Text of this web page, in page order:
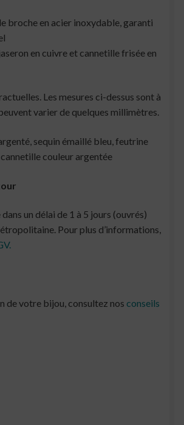
broche en acier inoxydable, garanti
en cuivre et cannetille frisée en
Les mesures ci-dessus sont à
varier de quelques millimètres.
sequin émaillé bleu, feutrine
couleur argentée
un délai de 1 à 5 jours (ouvrés)
Pour plus d’informations,
de votre bijou, consultez nos conseils